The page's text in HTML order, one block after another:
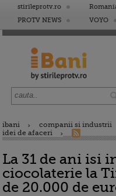
stirileprotv.ro
PROTV NEWS
VOYO
ibani
companii si industrii
idei de afaceri
La 31 de ani isi
ciocolaterie la
de 20.000 de